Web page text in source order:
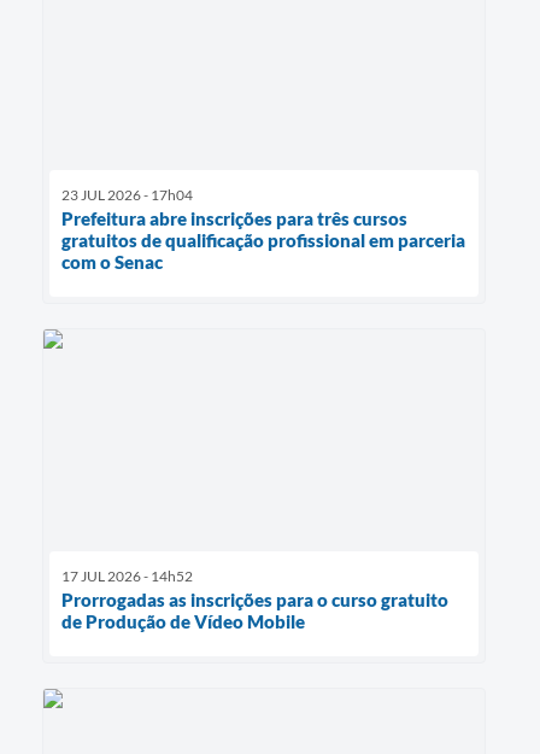
23 JUL 2026 - 17h04
Prefeitura abre inscrições para três cursos
gratuitos de qualificação profissional em parceria
com o Senac
17 JUL 2026 - 14h52
Prorrogadas as inscrições para o curso gratuito
de Produção de Vídeo Mobile